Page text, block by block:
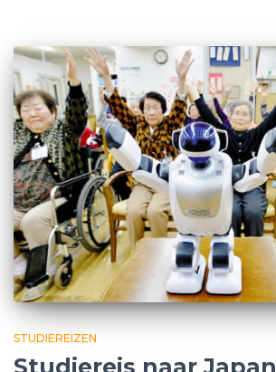
STUDIEREIZEN
Studiereis naar Japan